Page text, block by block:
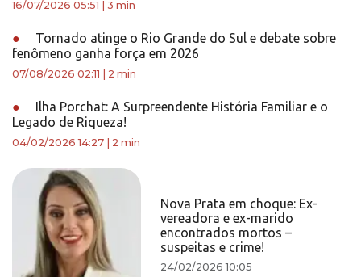
16/07/2026 05:51 3 min
●
Tornado atinge o Rio Grande do Sul e debate sobre
fenômeno ganha força em 2026
07/08/2026 02:11 2 min
●
Ilha Porchat: A Surpreendente História Familiar e o
Legado de Riqueza!
04/02/2026 14:27 2 min
Nova Prata em choque: Ex-
vereadora e ex-marido
encontrados mortos –
suspeitas e crime!
24/02/2026 10:05